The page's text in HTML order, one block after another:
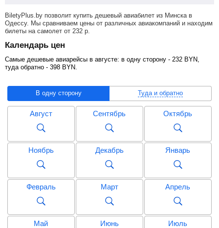
BiletyPlus.by позволит купить дешевый авиабилет из Минска в
Одессу. Мы сравниваем цены от различных авиакомпаний и находим
билеты на самолет от 232 р
Календарь цен
Самые дешевые авиарейсы в августе: в одну сторону - 232 BYN
туда обратно - 398 BYN
В одну сторону Туда и обратно
Август Сентябрь Октябрь
Ноябрь Декабрь Январь
Февраль Март Апрель
Май Июнь Июль